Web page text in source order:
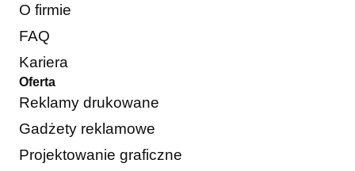
O firmie
FAQ
Kariera
Oferta
Reklamy drukowane
Gadżety reklamowe
Projektowanie graficzne